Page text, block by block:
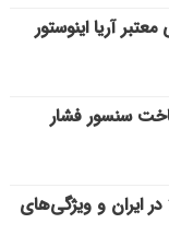
آریا اینوستور
سنسور فشار
ایران و ویژگی‌های